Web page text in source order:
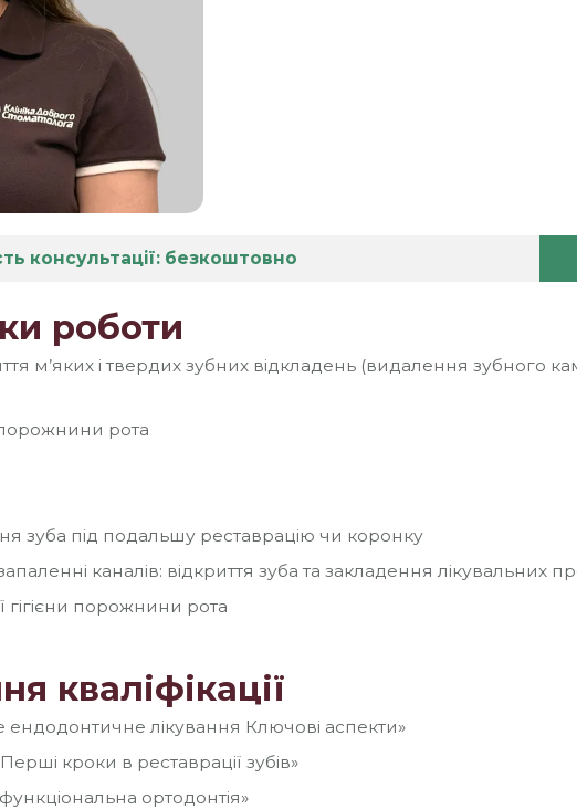
консультації: безкоштовно
роботи
м’яких і твердих зубних відкладень (видалення зубного
рота
зуба під подальшу реставрацію чи коронку
каналів: відкриття зуба та закладення лікувальних
гігієни порожнини рота
кваліфікації
лікування Ключові аспекти»
кроки в реставрації зубів»
ортодонтія»